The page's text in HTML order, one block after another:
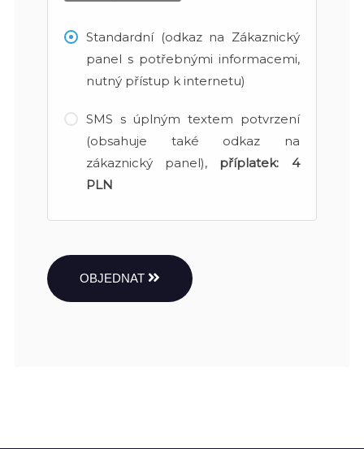
Standardní (odkaz na Zákaznický
panel s potřebnými informacemi,
nutný přístup k internetu)
SMS s úplným textem potvrzení
(obsahuje také odkaz na
zákaznický panel), příplatek: 4
PLN
OBJEDNAT